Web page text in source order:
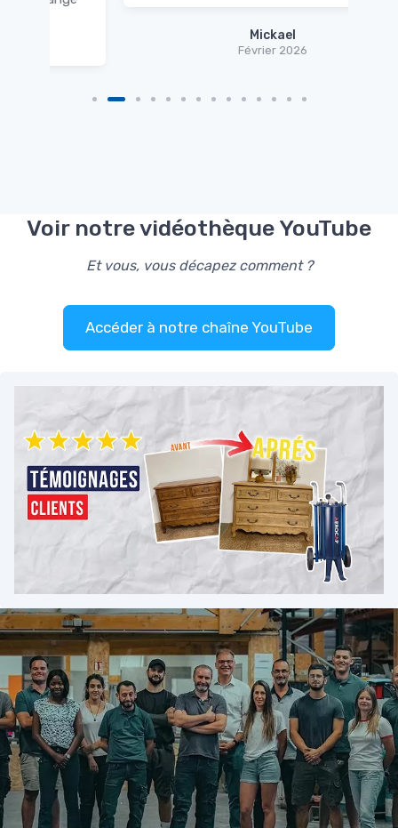
Voir notre vidéothèque YouTube